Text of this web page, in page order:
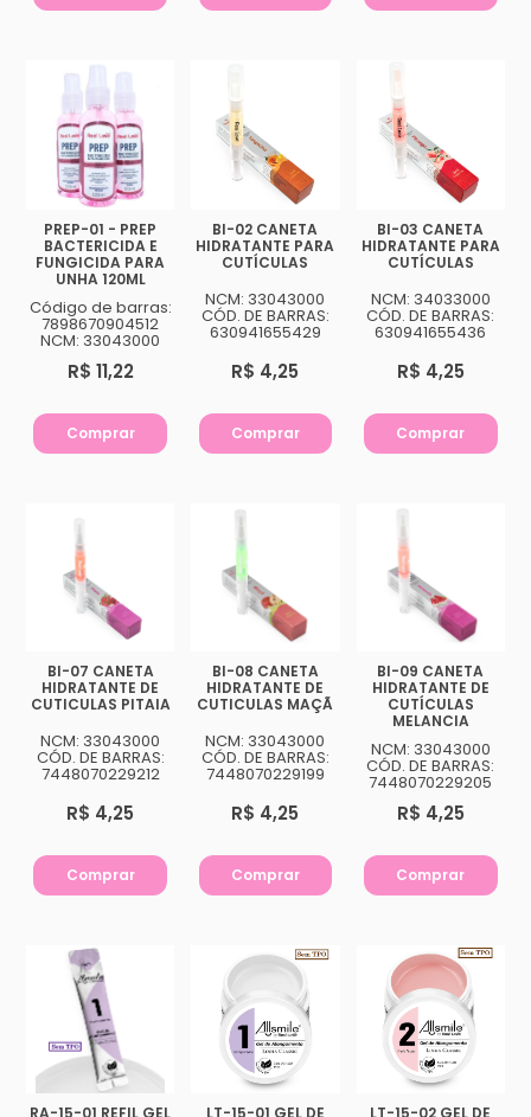
PREP-01 - PREP
BACTERICIDA E
FUNGICIDA PARA
UNHA 120ML
Código de barras:
7898670904512
NCM: 33043000
R$ 11,22
Comprar
BI-02 CANETA
HIDRATANTE PARA
CUTÍCULAS
NCM: 33043000
CÓD. DE BARRAS:
630941655429
R$ 4,25
Comprar
BI-03 CANETA
HIDRATANTE PARA
CUTÍCULAS
NCM: 34033000
CÓD. DE BARRAS:
630941655436
R$ 4,25
Comprar
BI-07 CANETA
HIDRATANTE DE
CUTICULAS PITAIA
NCM: 33043000
CÓD. DE BARRAS:
7448070229212
R$ 4,25
Comprar
BI-08 CANETA
HIDRATANTE DE
CUTICULAS MAÇÃ
NCM: 33043000
CÓD. DE BARRAS:
7448070229199
R$ 4,25
Comprar
BI-09 CANETA
HIDRATANTE DE
CUTÍCULAS
MELANCIA
NCM: 33043000
CÓD. DE BARRAS:
7448070229205
R$ 4,25
Comprar